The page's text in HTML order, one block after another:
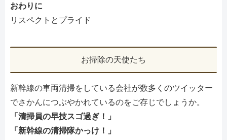
おわりに
リスペクトとプライド
お掃除の天使たち
新幹線の車両清掃をしている会社が数多くのツイッター
でさかんにつぶやかれているのをご存じでしょうか。
「清掃員の早技スゴ過ぎ！」
「新幹線の清掃隊かっけ！」